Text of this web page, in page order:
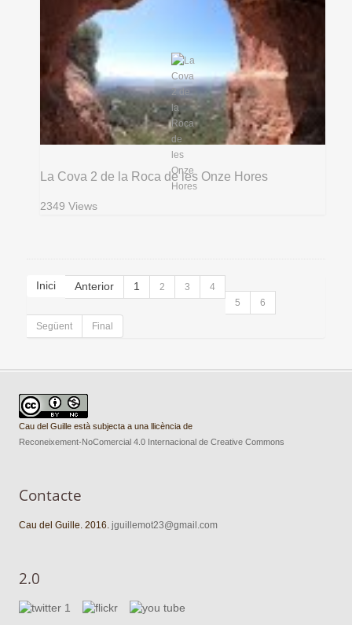
La Cova 2 de la Roca de les Onze Hores
2349 Views
Inici Anterior 1 2 3
4
5
6
Següent Final
Cau del Guille està subjecta a una llicència de
Reconeixement-NoComercial 4.0 Internacional de Creative Commons
Contacte
Cau del Guille. 2016.jguillemot23@gmail.com
2.0